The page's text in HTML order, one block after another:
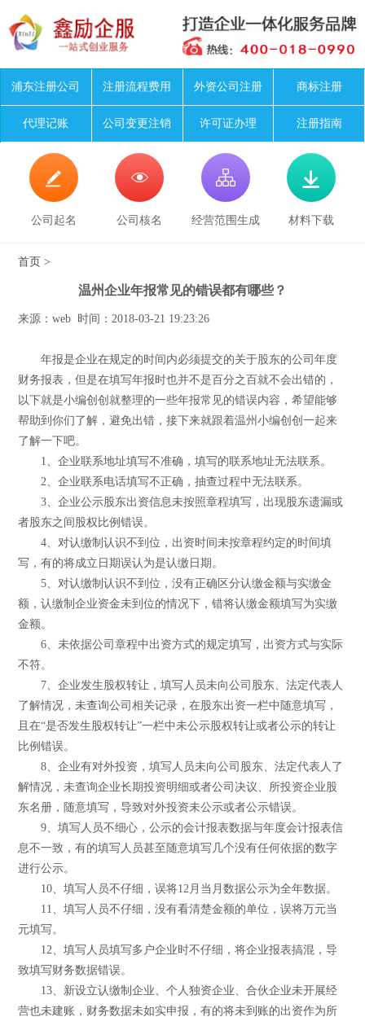
浦东注册公司 注册流程费用 外资公司注册 商标注册
代理记账 公司变更注销 许可证办理 注册指南

公司起名

公司核名

经营范围生成

材料下载
首页 >
温州企业年报常见的错误都有哪些？
来源：web 时间：2018-03-21 19:23:26
年报是企业在规定的时间内必须提交的关于股东的公司年度
财务报表，但是在填写年报时也并不是百分之百就不会出错的，
以下就是小编创创就整理的一些年报常见的错误内容，希望能够
帮助到你们了解，避免出错，接下来就跟着温州小编创创一起来
了解一下吧。
1、企业联系地址填写不准确，填写的联系地址无法联系。
2、企业联系电话填写不正确，抽查过程中无法联系。
3、企业公示股东出资信息未按照章程填写，出现股东遗漏或
者股东之间股权比例错误。
4、对认缴制认识不到位，出资时间未按章程约定的时间填
写，有的将成立日期误认为是认缴日期。
5、对认缴制认识不到位，没有正确区分认缴金额与实缴金
额，认缴制企业资金未到位的情况下，错将认缴金额填写为实缴
金额。
6、未依据公司章程中出资方式的规定填写，出资方式与实际
不符。
7、企业发生股权转让，填写人员未向公司股东、法定代表人
了解情况，未查询公司相关记录，在股东出资一栏中随意填写，
且在“是否发生股权转让”一栏中未公示股权转让或者公示的转让
比例错误。
8、企业有对外投资，填写人员未向公司股东、法定代表人了
解情况，未查询企业长期投资明细或者公司决议、所投资企业股
东名册，随意填写，导致对外投资未公示或者公示错误。
9、填写人员不细心，公示的会计报表数据与年度会计报表信
息不一致，有的填写人员甚至随意填写几个没有任何依据的数字
进行公示。
10、填写人员不仔细，误将12月当月数据公示为全年数据。
11、填写人员不仔细，没有看清楚金额的单位，误将万元当
元填写。
12、填写人员填写多户企业时不仔细，将企业报表搞混，导
致填写财务数据错误。
13、新设立认缴制企业、个人独资企业、合伙企业未开展经
营也未建账，财务数据未如实申报，有的将未到账的出资作为所